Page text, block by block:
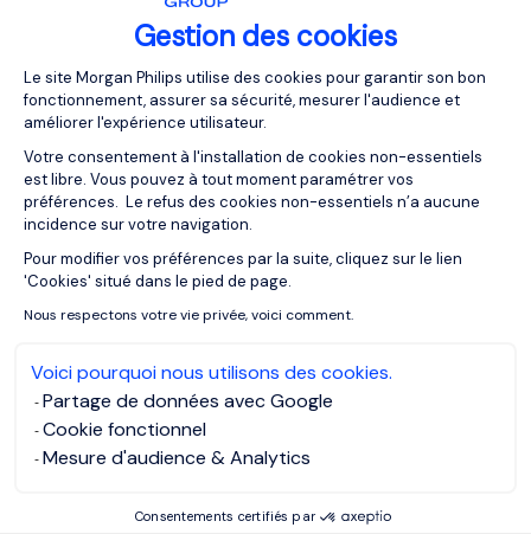
Gestion des cookies
Plateforme de Gestion du
Le site Morgan Philips utilise des cookies pour garantir son bon
fonctionnement, assurer sa sécurité, mesurer l'audience et
améliorer l'expérience utilisateur.
Votre consentement à l'installation de cookies non-essentiels
est libre. Vous pouvez à tout moment paramétrer vos
préférences. Le refus des cookies non-essentiels n’a aucune
incidence sur votre navigation.
Pour modifier vos préférences par la suite, cliquez sur le lien
'Cookies' situé dans le pied de page.
Nous respectons votre vie privée, voici comment.
Voici pourquoi nous utilisons des cookies.
Partage de données avec Google
Cookie fonctionnel
Mesure d'audience & Analytics
Consentements certifiés par
Axeptio consent
Compréhension approfondie du contexte et des enjeux
Mobilisation d’un réseau exclusifpour identifier des
candidats qualifiés comme le Club 5000 au sein de
Morgan Philips qui est une communauté rassemblant
dirigeants et experts servant à développer un réseau.
Évaluation poussée des profils en tenant compte des
compétences, du leadership et de l’adéquation
culturelle.
Accompagnement personnalisétout au long du
processus de recrutement et d’intégration.
Les cabinets de chasseurs de têtes jouent un rôle
leurs ambitions. Plus qu’un simple prestataire de